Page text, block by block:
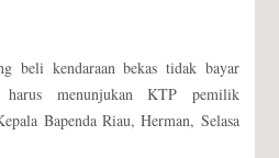
beli kendaraan bekas tidak bayar
harus menunjukan KTP pemilik
Bapenda Riau, Herman, Selasa